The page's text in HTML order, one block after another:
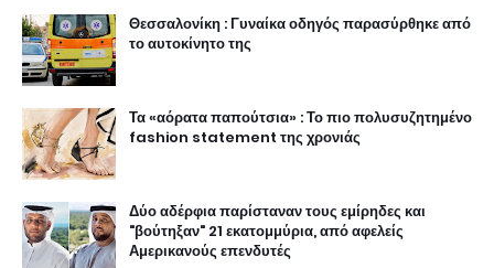
Θεσσαλονίκη : Γυναίκα οδηγός παρασύρθηκε από
το αυτοκίνητο της
Τα «αόρατα παπούτσια» : Το πιο πολυσυζητημένο
fashion statement της χρονιάς
Δύο αδέρφια παρίσταναν τους εμίρηδες και
"βούτηξαν" 21 εκατομμύρια, από αφελείς
Αμερικανούς επενδυτές